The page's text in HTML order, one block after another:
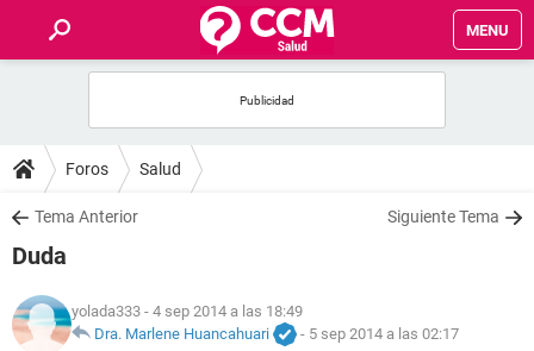
MENU
FOROS
SALUD
NUTRICIÓN
Foros Salud
Tema Anterior Siguiente Tema
Duda
yolada333 - 4 sep 2014 a las 18:49
Dra. Marlene Huancahuari
- 5 sep 2014 a las 02:17